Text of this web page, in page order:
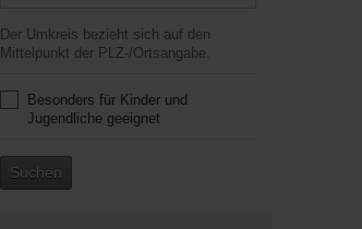
Der Umkreis bezieht sich auf den
Mittelpunkt der PLZ-/Ortsangabe.
Besonders für Kinder und
Jugendliche geeignet
Suchen